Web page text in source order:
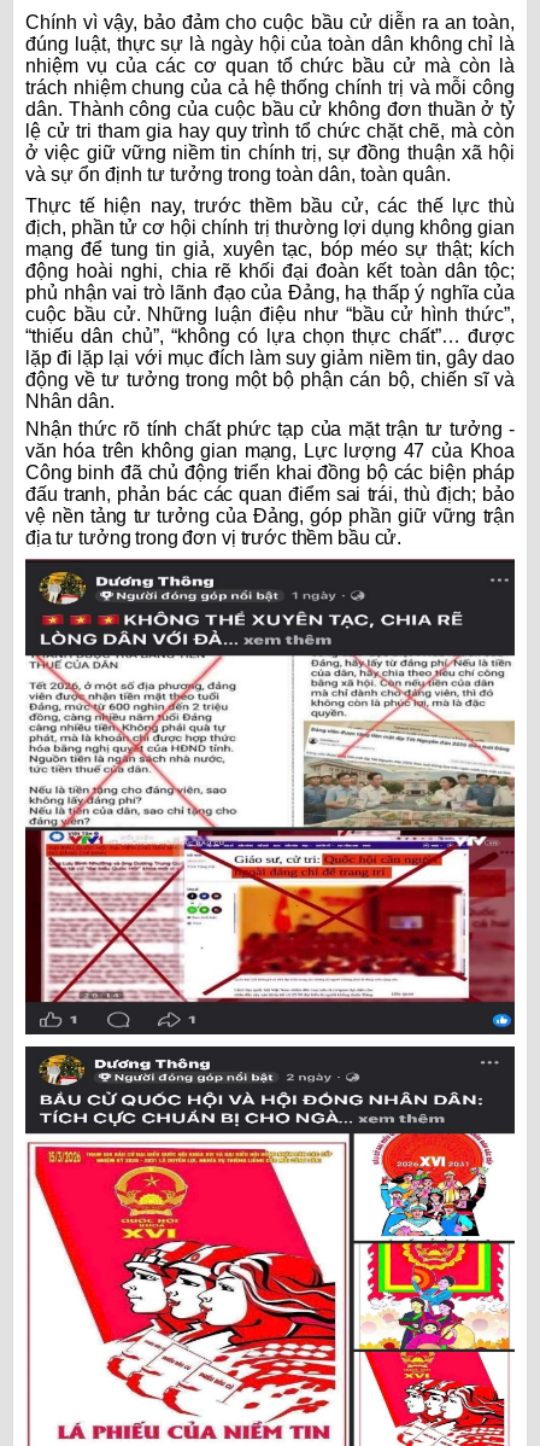
Chính vì vậy, bảo đảm cho cuộc bầu cử diễn ra an toàn,
đúng luật, thực sự là ngày hội của toàn dân không chỉ là
nhiệm vụ của các cơ quan tổ chức bầu cử mà còn là
trách nhiệm chung của cả hệ thống chính trị và mỗi công
dân. Thành công của cuộc bầu cử không đơn thuần ở tỷ
lệ cử tri tham gia hay quy trình tổ chức chặt chẽ, mà còn
ở việc giữ vững niềm tin chính trị, sự đồng thuận xã hội
và sự ổn định tư tưởng trong toàn dân, toàn quân.
Thực tế hiện nay, trước thềm bầu cử, các thế lực thù
địch, phần tử cơ hội chính trị thường lợi dụng không gian
mạng để tung tin giả, xuyên tạc, bóp méo sự thật; kích
động hoài nghi, chia rẽ khối đại đoàn kết toàn dân tộc;
phủ nhận vai trò lãnh đạo của Đảng, hạ thấp ý nghĩa của
cuộc bầu cử. Những luận điệu như “bầu cử hình thức”,
“thiếu dân chủ”, “không có lựa chọn thực chất”… được
lặp đi lặp lại với mục đích làm suy giảm niềm tin, gây dao
động về tư tưởng trong một bộ phận cán bộ, chiến sĩ và
Nhân dân.
Nhận thức rõ tính chất phức tạp của mặt trận tư tưởng -
văn hóa trên không gian mạng, Lực lượng 47 của Khoa
Công binh đã chủ động triển khai đồng bộ các biện pháp
đấu tranh, phản bác các quan điểm sai trái, thù địch; bảo
vệ nền tảng tư tưởng của Đảng, góp phần giữ vững trận
địa tư tưởng trong đơn vị trước thềm bầu cử.